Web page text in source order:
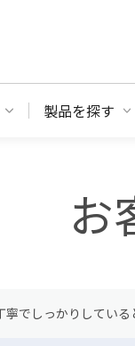
製品を探す
お
でしっかりしている